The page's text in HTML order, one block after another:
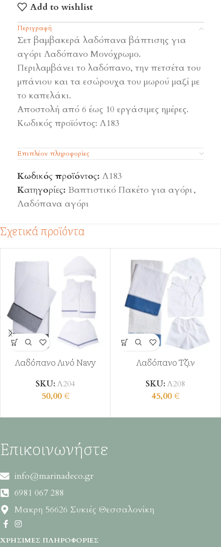
Add to wishlist
Περιγραφή
Σετ βαμβακερά λαδόπανα βάπτισης για
αγόρι Λαδόπανο Μονόχρωμο.
Περιλαμβάνει το λαδόπανο, την πετσέτα του
μπάνιου και τα εσώρουχα του μωρού μαζί με
το καπελάκι.
Αποστολή από 6 έως 10 εργάσιμες ημέρες.
Κωδικός προϊόντος: Λ183
Επιπλέον πληροφορίες
Κωδικός προϊόντος: Λ183
Κατηγορίες: Βαπτιστικό Πακέτο για αγόρι,
Λαδόπανα αγόρι
Σχετικά προϊόντα
Λαδόπανο Λινό Navy
SKU: Λ204
50,00€
Λαδόπανο Τζιν
SKU: Λ208
45,00€
Επικοινωνήστε
info@marinadeco.gr
6981 067 288
Μακρη 56626 Συκιές Θεσσαλονίκη
ΧΡΉΣΙΜΕΣ ΠΛΗΡΟΦΟΡΊΕΣ